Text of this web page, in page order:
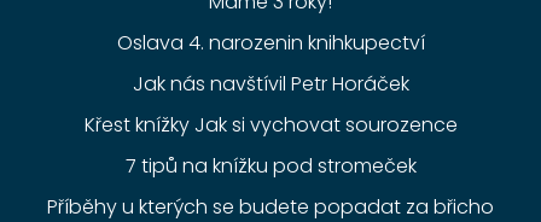
Oslava 4. narozenin knihkupectví
Jak nás navštívil Petr Horáček
Křest knížky Jak si vychovat sourozence
7 tipů na knížku pod stromeček
Příběhy u kterých se budete popadat za břicho